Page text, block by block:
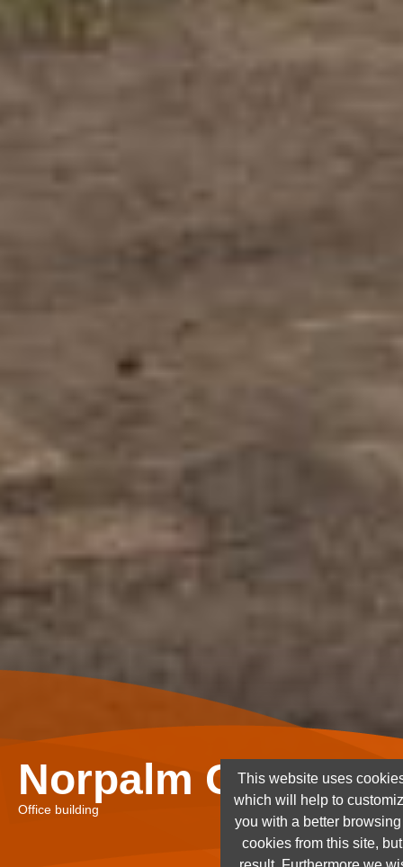
Norpalm Ghana
Office building
This website uses
which will help to
you with a better
cookies from this site,